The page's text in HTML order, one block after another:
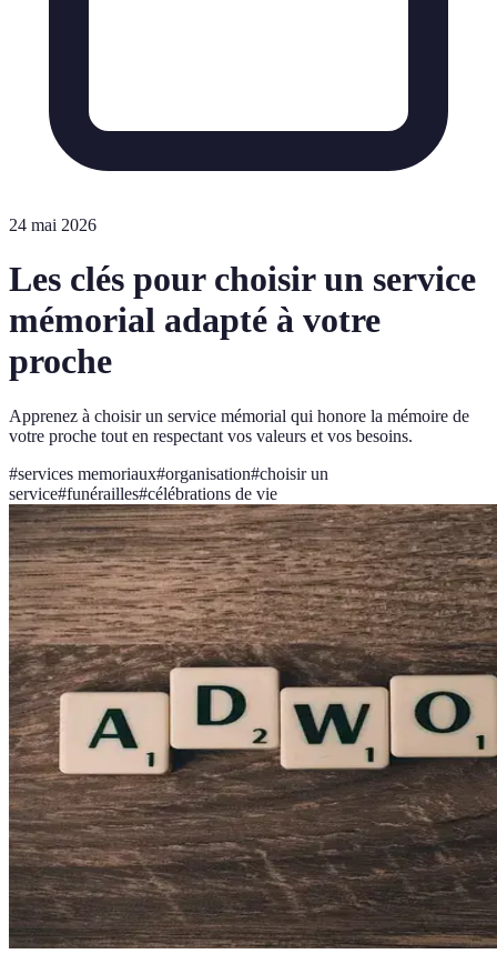
24 mai 2026
Les clés pour choisir un service
mémorial adapté à votre
proche
Apprenez à choisir un service mémorial qui honore la mémoire de
votre proche tout en respectant vos valeurs et vos besoins.
#services memoriaux#organisation#choisir un
service#funérailles#célébrations de vie